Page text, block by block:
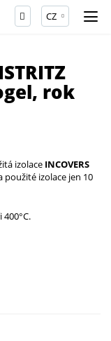
CZ
rok
izolace INCOVERS
izolace jen 10
400°C.